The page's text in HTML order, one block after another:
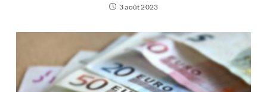
3 août 2023